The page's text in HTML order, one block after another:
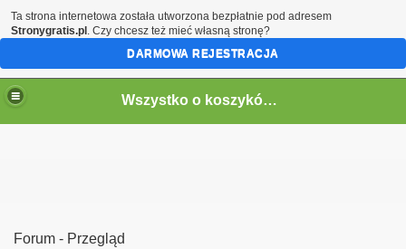
Wszystko o koszykówce
Forum - Przegląd
Ta strona internetowa została utworzona bezpłatnie pod adresem
Stronygratis.pl . Czy chcesz też mieć własną stronę?
DARMOWA REJESTRACJA